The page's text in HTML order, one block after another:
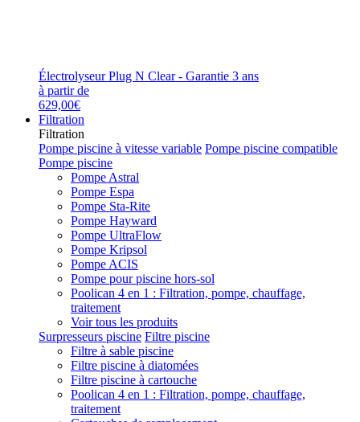
Électrolyseur Plug N Clear - Garantie 3 ans
à partir de
629,00€
Filtration
Filtration
Pompe piscine à vitesse variable Pompe piscine compatible
Pompe piscine
Pompe Astral
Pompe Espa
Pompe Sta-Rite
Pompe Hayward
Pompe UltraFlow
Pompe Kripsol
Pompe ACIS
Pompe pour piscine hors-sol
Poolican 4 en 1 : Filtration, pompe, chauffage,
traitement
Voir tous les produits
Surpresseurs piscine Filtre piscine
Filtre à sable piscine
Filtre piscine à diatomées
Filtre piscine à cartouche
Poolican 4 en 1 : Filtration, pompe, chauffage,
traitement